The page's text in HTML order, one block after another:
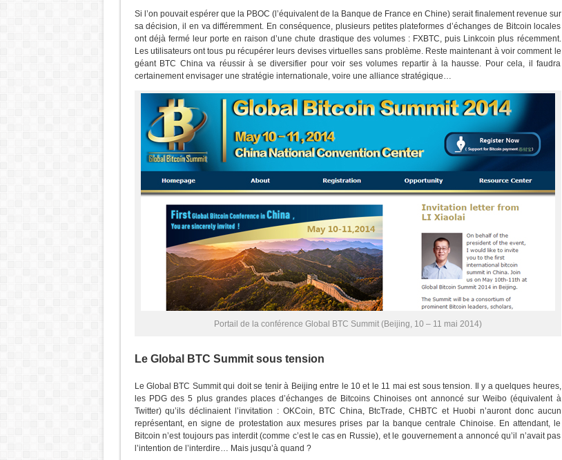
Si l’on pouvait espérer que la PBOC (l’équivalent de la Banque de France en Chine) serait finalement revenue sur
sa décision, il en va différemment. En conséquence, plusieurs petites plateformes d’échanges de Bitcoin locales
ont déjà fermé leur porte en raison d’une chute drastique des volumes : FXBTC, puis Linkcoin plus récemment.
Les utilisateurs ont tous pu récupérer leurs devises virtuelles sans problème. Reste maintenant à voir comment le
géant BTC China va réussir à se diversifier pour voir ses volumes repartir à la hausse. Pour cela, il faudra
certainement envisager une stratégie internationale, voire une alliance stratégique…
Portail de la conférence Global BTC Summit (Beijing, 10 – 11 mai 2014)
Le Global BTC Summit sous tension
Le Global BTC Summit qui doit se tenir à Beijing entre le 10 et le 11 mai est sous tension. Il y a quelques heures,
les PDG des 5 plus grandes places d’échanges de Bitcoins Chinoises ont annoncé sur Weibo (équivalent à
Twitter) qu’ils déclinaient l’invitation : OKCoin, BTC China, BtcTrade, CHBTC et Huobi n’auront donc aucun
représentant, en signe de protestation aux mesures prises par la banque centrale Chinoise. En attendant, le
Bitcoin n’est toujours pas interdit (comme c’est le cas en Russie), et le gouvernement a annoncé qu’il n’avait pas
l’intention de l’interdire… Mais jusqu’à quand ?